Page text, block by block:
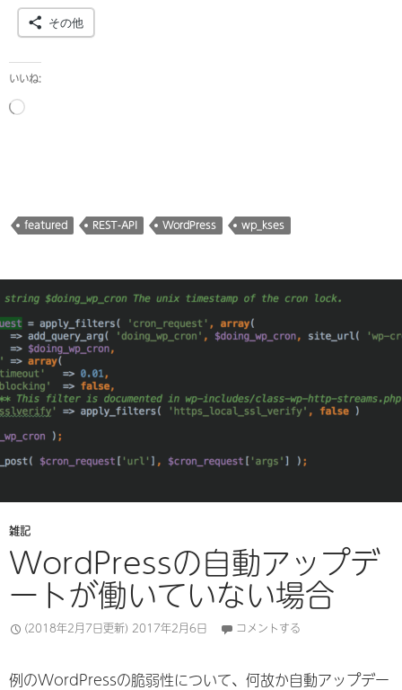
その他
いいね:
読
featured REST-API WordPress wp_kses
雑記
WordPressの自動アップデ
ートが働いていない場合
(2018年2月7日更新) 2017年2月6日 コメントする
例のWordPressの脆弱性について、何故か自動アップデー